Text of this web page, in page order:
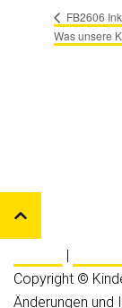
FB2606
Was unsere
|
Copyright ©
Änderungen und